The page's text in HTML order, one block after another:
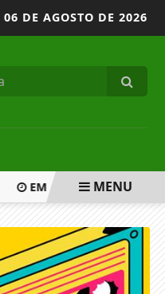
06 DE AGOSTO DE 2026
EM ATO NA CAPITAL
MENU